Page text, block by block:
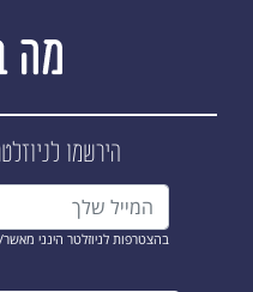
הירשמו
בהצטרפות לניוזלטר הינני